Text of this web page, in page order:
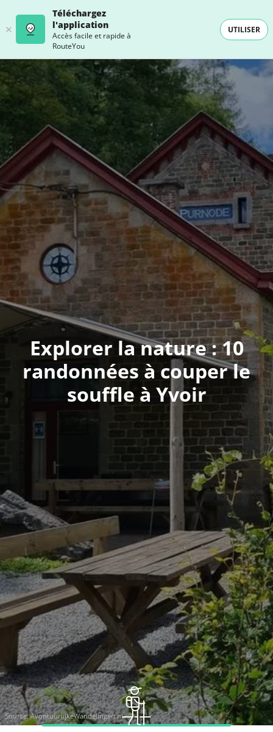
Téléchargez
l'application
Accès facile et rapide à
RouteYou
UTILISER
Explorer la nature : 10
randonnées à couper le
souffle à Yvoir
Source:AvontuurlijkeWandelingen.nl